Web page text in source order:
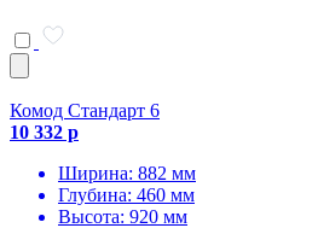
Комод Стандарт 6
10 332 р
Ширина: 882 мм
Глубина: 460 мм
Высота: 920 мм